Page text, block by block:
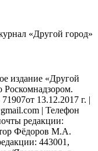
«Другой город»
издание «Другой
Роскомнадзором.
13.12.2017 г. |
| Телефон
редакции:
Фёдоров М.А.
443001,